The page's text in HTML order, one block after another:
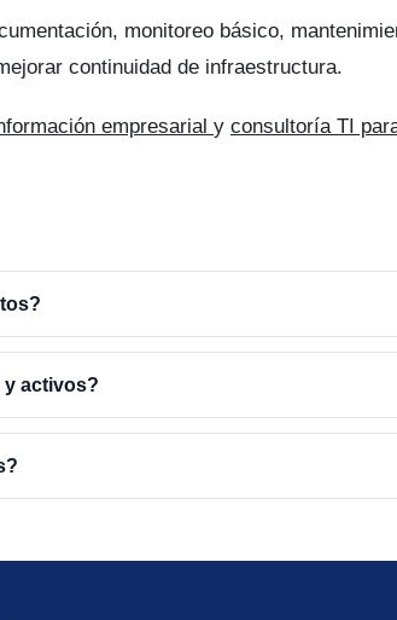
monitoreo básico,
continuidad de infraestructura.
empresarial y consultoría TI
y activos?